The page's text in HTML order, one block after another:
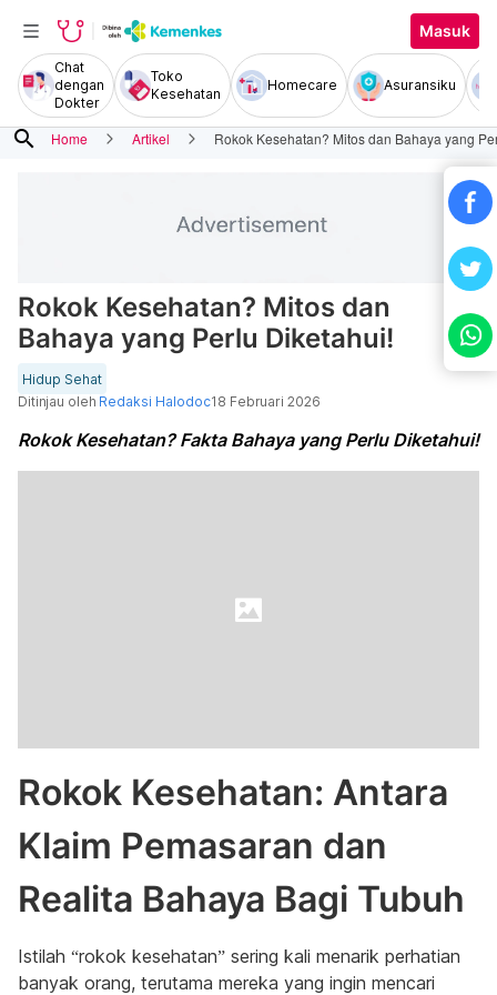
Masuk
Chat
dengan
Dokter
Toko
Kesehatan
Homecare Asuransiku
search Home Artikel Rokok Kesehatan? Mitos dan Bahaya yang
Rokok Kesehatan? Mitos dan
Bahaya yang Perlu Diketahui!
Hidup Sehat
Ditinjau oleh Redaksi Halodoc18 Februari 2026
Rokok Kesehatan? Fakta Bahaya yang Perlu Diketahui!
Rokok Kesehatan: Antara
Klaim Pemasaran dan
Realita Bahaya Bagi Tubuh
Istilah “rokok kesehatan” sering kali menarik perhatian
banyak orang, terutama mereka yang ingin mencari